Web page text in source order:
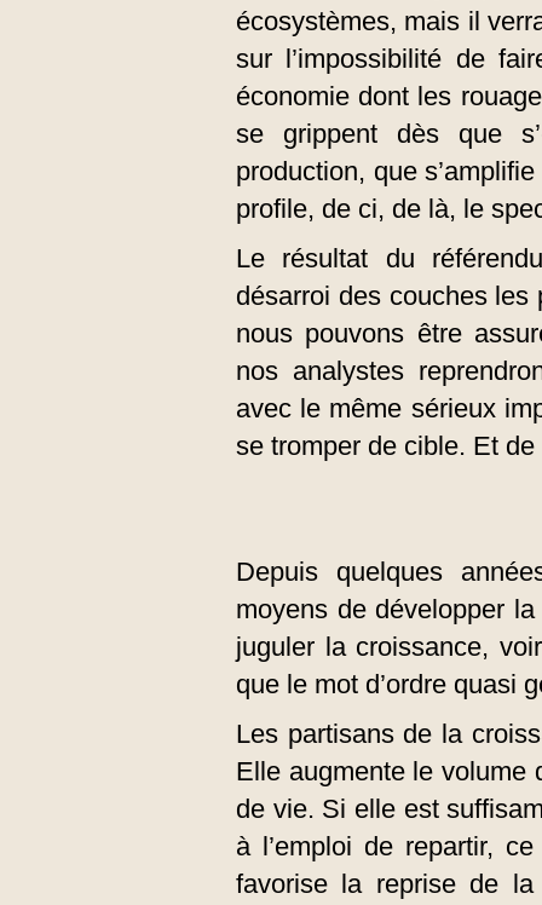
écosystèmes, mais il
sur l’impossibilité de
économie dont les
se grippent dès que
production, que
profile, de ci, de là, le
Le résultat du
désarroi des couches
nous pouvons être
nos analystes
avec le même sérieux
se tromper de cible. Et
Depuis quelques
moyens de développer
juguler la croissance,
que le mot d’ordre quasi
Les partisans de la
Elle augmente le volume
de vie. Si elle est
à l’emploi de repartir,
favorise la reprise de